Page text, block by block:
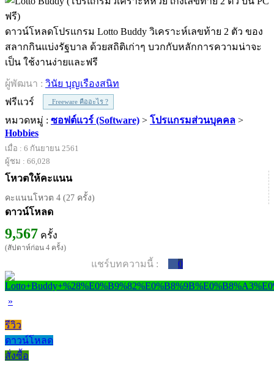
ดาวน์โหลดโปรแกรม Lotto Buddy วิเคราะห์เลขท้าย 2 ตัว ของ
สลากกินแบ่งรัฐบาล ด้วยสถิติเก่าๆ บวกกับหลักการความน่าจะ
เป็น ใช้งานง่ายและฟรี
ผู้พัฒนา : วินัย บุญเรืองสนิท
ฟรีแวร์
Freeware คืออะไร ?
หมวดหมู่ : ซอฟต์แวร์ (Software) > โปรแกรมส่วนบุคคล >
Hobbies
เมื่อ : 6 กันยายน 2561
ผู้ชม : 66,028
โหวตให้คะแนน
คะแนนโหวต 4 (27 ครั้ง)
ดาวน์โหลด
9,567 ครั้ง
(สัปดาห์ก่อน 4 ครั้ง)
แชร์บทความนี้ : 0
»
รีวิว
ดาวน์โหลด
สั่งซื้อ